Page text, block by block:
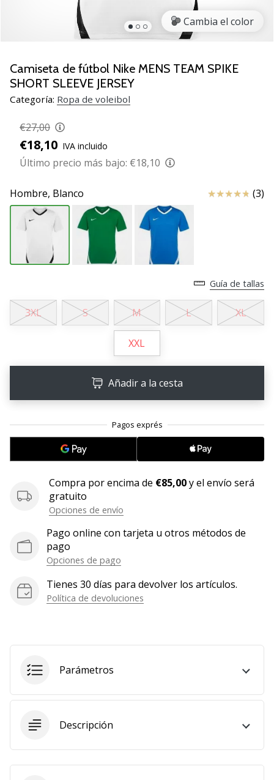
Navidad
para
jugadores
de
¡Nuestros
consejos
te
ayudarán
elegir
regalo
Encuentra…
•
2 min. de lectura
embajador
Weplayvolleyball!
¿Te
nuestro
Mostrar
los
artículos
Cambia el color
Camiseta de fútbol Nike MENS TEAM SPIKE
SHORT SLEEVE JERSEY
Categoría: Ropa de voleibol
€27,00
€18,10 IVA incluido
Último precio más bajo: €18,10
Hombre, Blanco Reseña (3)
Guía de tallas
3XL S M L XL
XXL
Añadir a la cesta
Compra por encima de €85,00y el envío será
gratuito
Opciones de envío
Pago online con tarjeta u otros métodos de
pago
Opciones de pago
Tienes 30 días para devolver los artículos.
Política de devoluciones
Parámetros
Descripción